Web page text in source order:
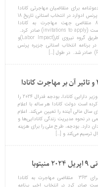
استان 82 دعوتنامه برای متقاضیان مهاجرتی کانادا
صادر کرد جزیره پرنس ادوارد در انتخاب استانی تاریخ 18
آپریل، برای 82 متقاضی جهت مهاجرت به کانادا
دعوتنامه درخواست (invitations to apply) صادر کرد.
دعوتنامه‌ها از طریق گروه‌ نیروی کار(Labor Impact)و
برنامه انتخاب استانی جزیره پرنس
کریستیا فریلند، وزیر دارایی کانادا، بودجه فدرال 2024 را
کرده است دولت کانادا هر ساله با اعلام
سال مالی آینده را تعیین می‌کند. اعلام
در نحوه مدیریت زندگی کانادایی‌ها و
دارد. بودجه، طرح ملی را برای هزینه
ترسیم می‌کند و […]
استان منیتوبا برای 363 متقاضی مهاجرت به کانادا
صادر کرد در انتخاب اخیر برنامه